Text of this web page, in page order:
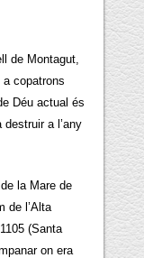
de Montagut,
copatrons
Déu actual és
a l’any
la Mare de
de l’Alta
(Santa
on era